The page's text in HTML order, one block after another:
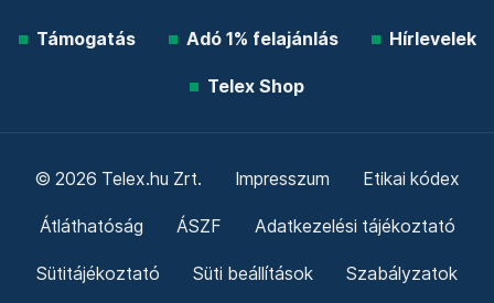
Támogatás Adó 1% felajánlás Hírlevelek
Telex Shop
© 2026 Telex.hu Zrt. Impresszum Etikai kódex
Átláthatóság ÁSZF Adatkezelési tájékoztató
Sütitájékoztató Süti beállítások Szabályzatok